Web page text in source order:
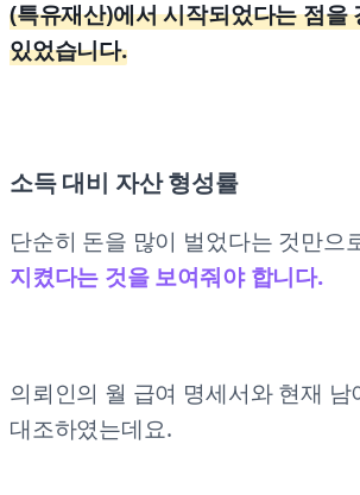
(특유재산)에서 시작되었다는 점을
있었습니다.
소득 대비 자산 형성률
단순히 돈을 많이 벌었다는 것만으
지켰다는 것을 보여줘야 합니다.
의뢰인의 월 급여 명세서와 현재
대조하였는데요.